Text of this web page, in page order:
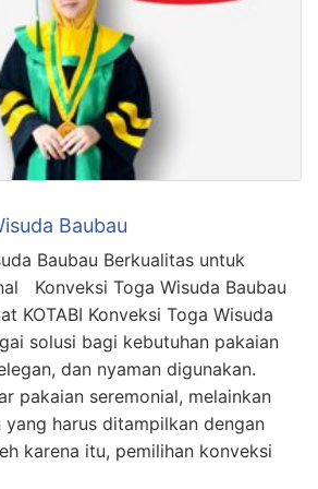
Baubau
Baubau Berkualitas untuk
Konveksi Toga Wisuda Baubau
KOTABI Konveksi Toga Wisuda
solusi bagi kebutuhan pakaian
dan nyaman digunakan.
pakaian seremonial, melainkan
harus ditampilkan dengan
karena itu, pemilihan konveksi